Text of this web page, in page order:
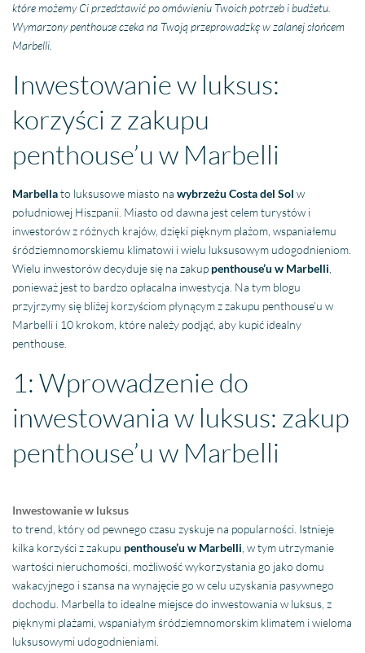
które możemy Ci przedstawić po omówieniu Twoich potrzeb i budżetu.
Wymarzony penthouse czeka na Twoją przeprowadzkę w zalanej słońcem
Marbelli.
Inwestowanie w luksus:
korzyści z zakupu
penthouse’u w Marbelli
Marbellato luksusowe miasto nawybrzeżu Costa del Sol w
południowej Hiszpanii. Miasto od dawna jest celem turystów i
inwestorów z różnych krajów, dzięki pięknym plażom, wspaniałemu
śródziemnomorskiemu klimatowi i wielu luksusowym udogodnieniom.
Wielu inwestorów decyduje się na zakup penthouse’u w Marbelli
ponieważ jest to bardzo opłacalna inwestycja. Na tym blogu
przyjrzymy się bliżej korzyściom płynącym z zakupu penthouse’u w
Marbelli i 10 krokom, które należy podjąć, aby kupić idealny
penthouse.
1: Wprowadzenie do
inwestowania w luksus: zakup
penthouse’u w Marbelli
Inwestowanie w luksus
to trend, który od pewnego czasu zyskuje na popularności. Istnieje
kilka korzyści z zakupu penthouse’u w Marbelli , w tym utrzymanie
wartości nieruchomości, możliwość wykorzystania go jako domu
wakacyjnego i szansa na wynajęcie go w celu uzyskania pasywnego
dochodu. Marbella to idealne miejsce do inwestowania w luksus, z
pięknymi plażami, wspaniałym śródziemnomorskim klimatem i wieloma
luksusowymi udogodnieniami.